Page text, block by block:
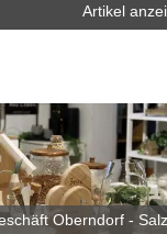
Artikel
Oberndorf -